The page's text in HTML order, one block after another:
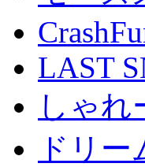
LAST
しゃれ
ドリ